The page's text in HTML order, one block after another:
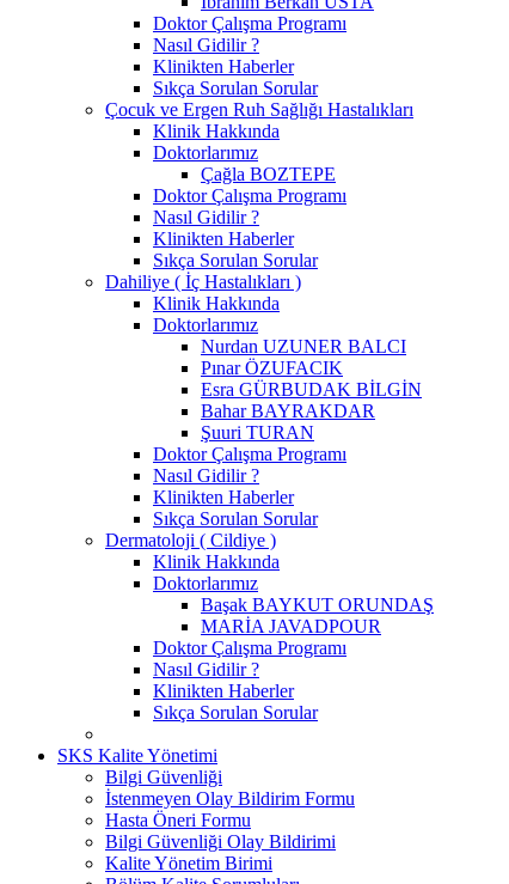
Doktor Çalışma Programı
Nasıl Gidilir ?
Klinikten Haberler
Sıkça Sorulan Sorular
Çocuk ve Ergen Ruh Sağlığı Hastalıkları
Klinik Hakkında
Doktorlarımız
Çağla BOZTEPE
Doktor Çalışma Programı
Nasıl Gidilir ?
Klinikten Haberler
Sıkça Sorulan Sorular
Dahiliye ( İç Hastalıkları )
Klinik Hakkında
Doktorlarımız
Nurdan UZUNER BALCI
Pınar ÖZUFACIK
Esra GÜRBUDAK BİLGİN
Bahar BAYRAKDAR
Şuuri TURAN
Doktor Çalışma Programı
Nasıl Gidilir ?
Klinikten Haberler
Sıkça Sorulan Sorular
Dermatoloji ( Cildiye )
Klinik Hakkında
Doktorlarımız
Başak BAYKUT ORUNDAŞ
MARİA JAVADPOUR
Doktor Çalışma Programı
Nasıl Gidilir ?
Klinikten Haberler
Sıkça Sorulan Sorular
SKS Kalite Yönetimi
Bilgi Güvenliği
İstenmeyen Olay Bildirim Formu
Hasta Öneri Formu
Bilgi Güvenliği Olay Bildirimi
Kalite Yönetim Birimi